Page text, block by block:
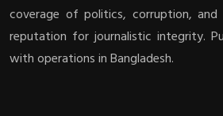
coverage of politics, corruption,
reputation for journalistic integrity.
with operations in Bangladesh.